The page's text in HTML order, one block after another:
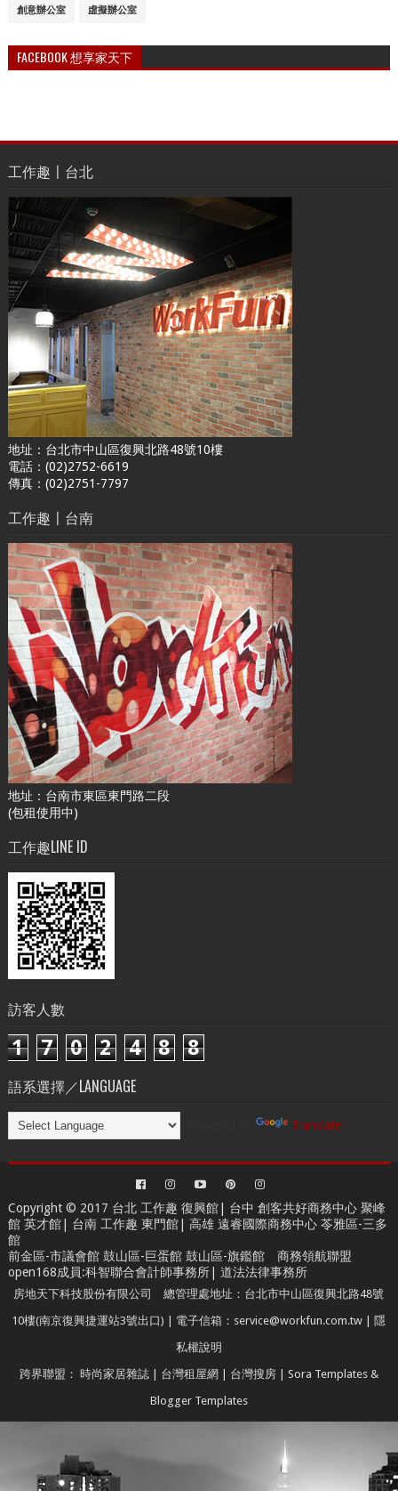
創意辦公室 虛擬辦公室
FACEBOOK 想享家天下
工作趣〡台北
地址：台北市中山區復興北路48號10樓
電話：(02)2752-6619
傳真：(02)2751-7797
工作趣〡台南
地址：台南市東區東門路二段
(包租使用中)
工作趣LINE ID
訪客人數
1 7 0 2 4 8 8
語系選擇／LANGUAGE
Translate
Copyright © 2017 台北 工作趣 復興館| 台中 創客共好商務中心聚峰
館 英才館| 台南 工作趣 東門館| 高雄 遠睿國際商務中心苓雅區-三多
館
前金區-市議會館 鼓山區-巨蛋館 鼓山區-旗鑑館 商務領航聯盟
open168成員:科智聯合會計師事務所| 道法法律事務所
房地天下科技股份有限公司 總管理處地址：台北市中山區復興北路48號
10樓(南京復興捷運站3號出口) | 電子信箱：service@workfun.com.tw | 隱
私權說明
跨界聯盟： 時尚家居雜誌| 台灣租屋網 台灣搜房| Sora Templates&
Blogger Templates